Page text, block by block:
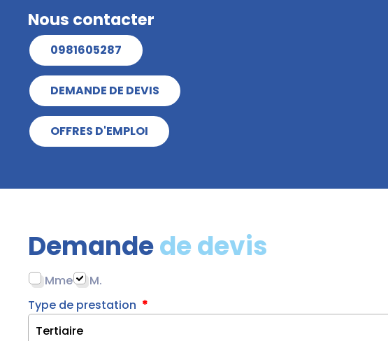
Nous contacter
0981605287
DEMANDE DE DEVIS
OFFRES D'EMPLOI
Demandede devis
Mme
M.
Type de prestation